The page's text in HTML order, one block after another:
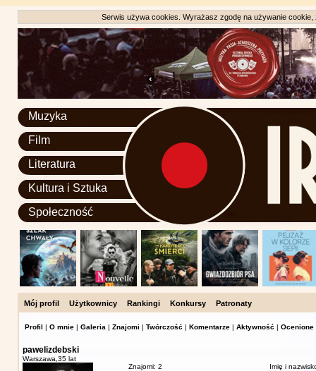
Serwis używa cookies. Wyrażasz zgodę na używanie
Muzyka
Film
Literatura
Kultura i Sztuka
Społeczność
Mój profil Użytkownicy Rankingi Konkursy Patronaty
Profil | O mnie | Galeria | Znajomi | Twórczość | Komentarze | Aktywność | Ocenione
pawelizdebski
Warszawa, 35 lat
Znajomi: 2
Imię i